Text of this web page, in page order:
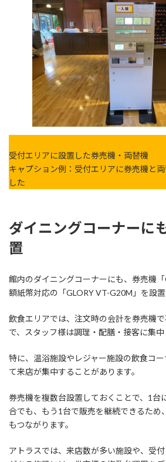
受付エリアに設置した券売機・両替機
キャプション例：受付エリアに券売機と
した
ダイニングコーナーに
置
館内のダイニングコーナーにも、券売機
額紙幣対応の「GLORY VT-G20M」を設置
飲食エリアでは、注文時の会計を券売機
で、スタッフ様は調理・配膳・接客に集中
特に、温浴施設やレジャー施設の飲食コ
て来店が集中することがあります。
券売機を複数台設置しておくことで、1台
合でも、もう1台で販売を継続できるため
もつながります。
アトラスでは、来店数が多い施設や、受